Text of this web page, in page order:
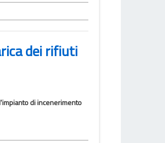
dei rifiuti
di incenerimento